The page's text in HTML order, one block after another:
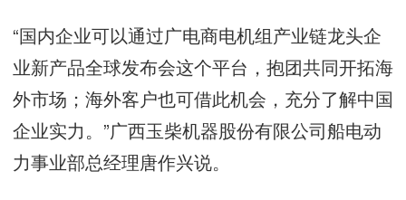
“国内企业可以通过广电商电机组产业链龙头企
业新产品全球发布会这个平台，抱团共同开拓海
外市场；海外客户也可借此机会，充分了解中国
企业实力。”广西玉柴机器股份有限公司船电动
力事业部总经理唐作兴说。